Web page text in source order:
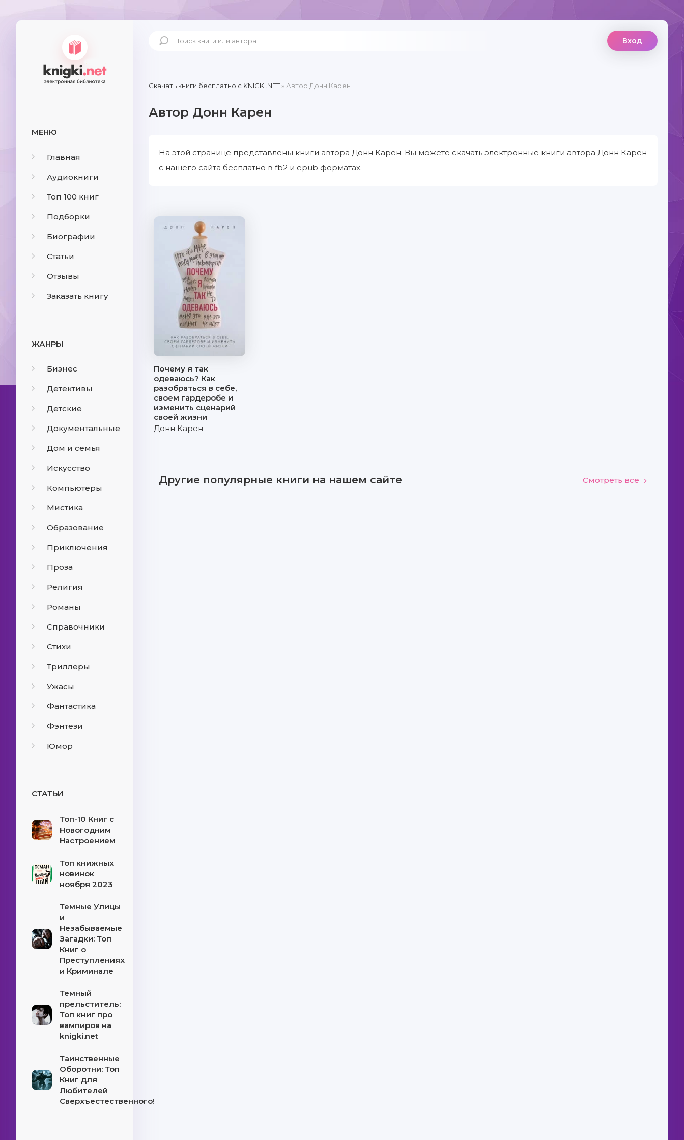
МЕНЮ
Главная
Аудиокниги
Топ 100 книг
Подборки
Биографии
Статьи
Отзывы
Заказать книгу
ЖАНРЫ
Бизнес
Детективы
Детские
Документальные
Дом и семья
Искусство
Компьютеры
Мистика
Образование
Приключения
Проза
Религия
Романы
Справочники
Стихи
Триллеры
Ужасы
Фантастика
Фэнтези
Юмор
СТАТЬИ
Топ-10 Книг с
Новогодним
Настроением
Топ книжных
новинок
ноября 2023
Темные Улицы
и
Незабываемые
Загадки: Топ
Книг о
Преступлениях
и Криминале
Темный
прельститель:
Топ книг про
вампиров на
knigki.net
Таинственные
Оборотни: Топ
Книг для
Любителей
Сверхъестественного!
Вход
Скачать книги бесплатно c KNIGKI.NET» Автор Донн Карен
Автор Донн Карен
На этой странице представлены книги автора Донн Карен. Вы можете скачать электронные книги автора Донн Карен
с нашего сайта бесплатно в fb2 и epub форматах.
Почему я так
одеваюсь? Как
разобраться в себе,
своем гардеробе и
изменить сценарий
своей жизни
Донн Карен
Другие популярные книги на нашем сайте Смотреть все